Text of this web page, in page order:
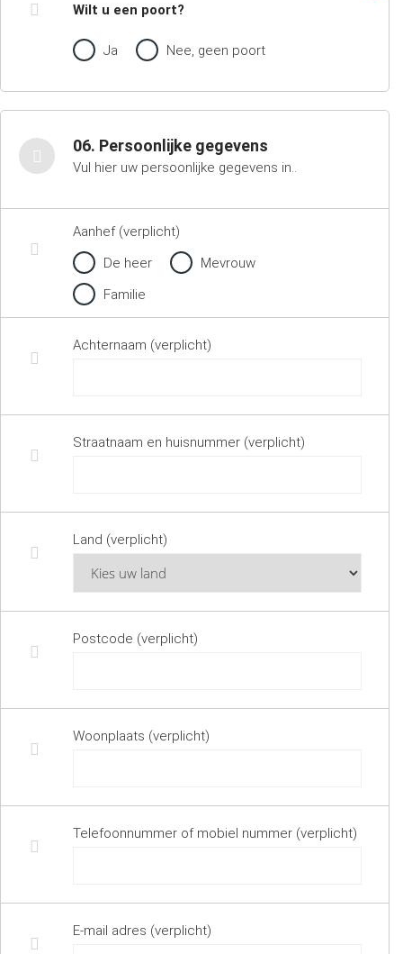
Wilt u een poort?
Ja Nee, geen poort
06. Persoonlijke gegevens
Vul hier uw persoonlijke gegevens in..
Aanhef (verplicht)
De heer
Mevrouw
Familie
Achternaam (verplicht)
Straatnaam en huisnummer (verplicht)
Land (verplicht)
Postcode (verplicht)
Woonplaats (verplicht)
Telefoonnummer of mobiel nummer (verplicht)
E-mail adres (verplicht)